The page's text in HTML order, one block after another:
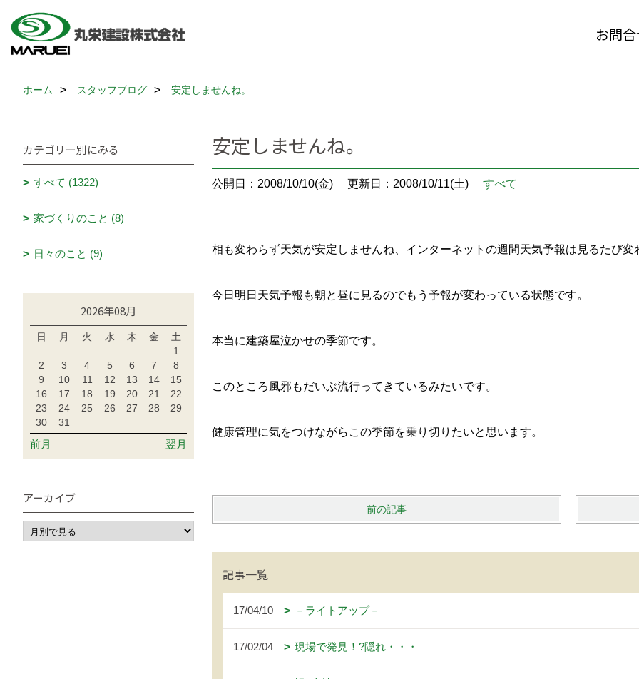
お問
ホーム スタッフブログ 安定しませんね。
安定しませんね。
公開日：2008/10/10(金) 更新日：2008/10/11(土) すべて
相も変わらず天気が安定しませんね、インターネットの週間天気予報は見るたび変
今日明日天気予報も朝と昼に見るのでもう予報が変わっている状態です。
本当に建築屋泣かせの季節です。
このところ風邪もだいぶ流行ってきているみたいです。
健康管理に気をつけながらこの季節を乗り切りたいと思います。
前の記事
記事一覧
17/04/10 －ライトアップ－
17/02/04 現場で発見！?隠れ・・・
カテゴリー別にみる
すべて (1322)
家づくりのこと (8)
日々のこと (9)
2026年08月
日 月 火 水 木 金
土
1
2
3 4 5 6 7
8
9
10 11 12 13 14
15
16
17 18 19 20 21
22
23
24 25 26 27 28
29
30
31
前月 翌月
アーカイブ